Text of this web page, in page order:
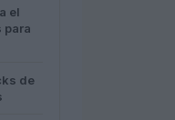
el
para
de